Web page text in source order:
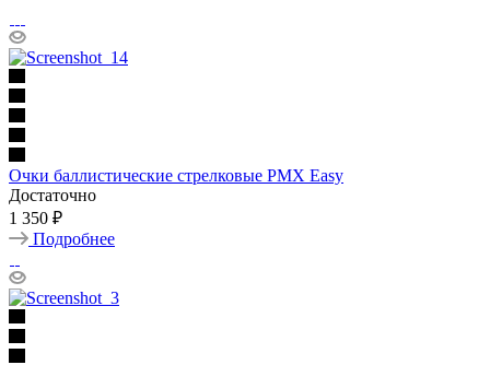
Очки баллистические стрелковые PMX Easy
Достаточно
1 350 ₽
Подробнее